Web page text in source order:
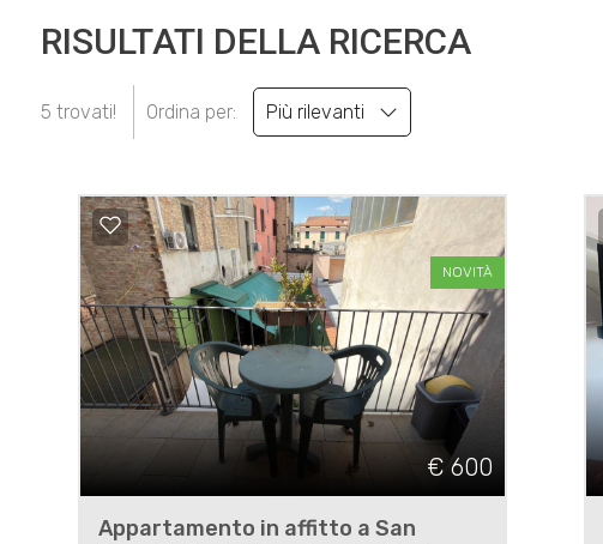
RISULTATI DELLA RICERCA
5 trovati! Ordina per: Più rilevanti
NOVITÀ
€ 600
Appartamento in affitto a San